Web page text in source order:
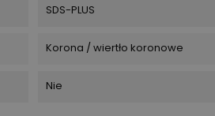
SDS-PLUS
Korona / wiertło koronowe
Nie